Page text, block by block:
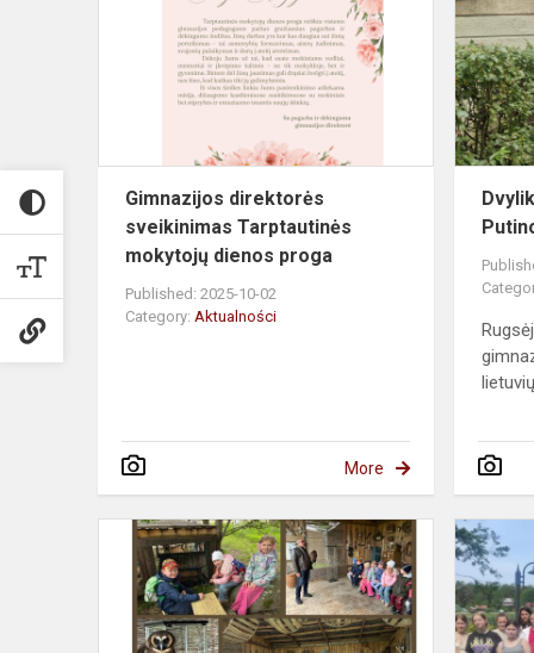
sveikinimas
Tarptautinės
mokytojų
die...
Gimnazijos direktorės
sveikinimas Tarptautinės
mokytojų dienos proga
Published: 2025-10-02
Category: Aktualności
More
Wycieczka
Parku
Sów